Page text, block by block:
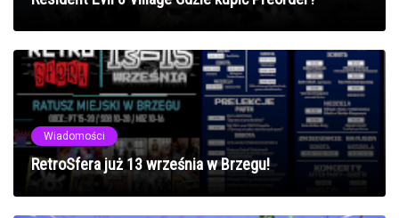
Wiadomości
RetroSfera już 13 września w Brzegu!